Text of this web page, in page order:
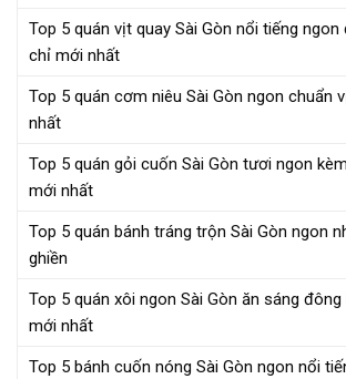
Top 5 quán vịt quay Sài Gòn nổi tiếng
chỉ mới nhất
Top 5 quán cơm niêu Sài Gòn ngon chuẩn
nhất
Top 5 quán gỏi cuốn Sài Gòn tươi ngon
mới nhất
Top 5 quán bánh tráng trộn Sài Gòn ngon
ghiền
Top 5 quán xôi ngon Sài Gòn ăn sáng
mới nhất
Top 5 bánh cuốn nóng Sài Gòn ngon nổi